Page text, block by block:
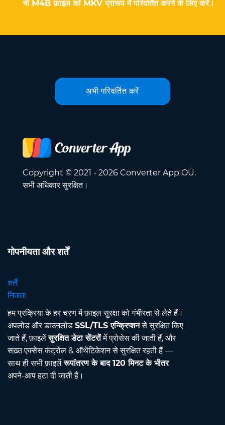
भी M4B फ़ाइल को MKV प्रारूप में परिवर्तित करने के लिए करें।
अभी परिवर्तित करें
Copyright © 2021 - 2026 Converter App OÜ.
सभी अधिकार सुरक्षित।
गोपनीयता और शर्तें
शर्तें
निजता
हम प्रक्रिया के हर चरण में फ़ाइल सुरक्षा को गंभीरता से लेते हैं।
अपलोड और डाउनलोड SSL/TLS एन्क्रिप्शनसे सुरक्षित किए
जाते हैं, फ़ाइलेंसुरक्षित डेटा सेंटरोंमें प्रोसेस की जाती हैं, और
सख़्त एक्सेस कंट्रोल & ऑथेंटिकेशन से सुरक्षित रहती हैं —
साथ ही सभी फ़ाइलेंरूपांतरण के बाद 120 मिनट के भीतर
अपने-आप हटा दी जाती हैं।